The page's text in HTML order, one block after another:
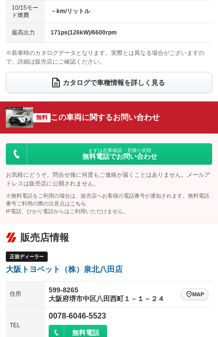
ベンチシート
：装備なし
チップアップシート
：装備なし
：装備なし ：装備あり
ウォークスルー
：装備なし
電動リアゲート フロントカメラ
：装備なし
：装備あり ：装備なし
サイドカメラ
：装備なし ルーフレール
：装備あり
：装備なし
：装備なし
10/15モー
ド燃費
－km/リットル
最高出力 171ps(126kW)/6600rpm
※新車時のカタログデータとなります。実際とは異なる場合がございますの
で、詳細は販売店にご確認ください。
カタログで車種情報を詳しく見る
無料 この車両に関するお問い合わせ
まずは在庫確認・見積り依頼
無料電話でお問い合わせ
お気軽にどうぞ。問合せ後に何度もご連絡が届くことはありません。メールア
ドレスは販売店に公開されません。
※無料電話をご利用の場合は、販売店へお客様の電話番号が通知されます。無料電話
番号ご利用の際の注意点は こちら
IP電話、ひかり電話からはご利用いただけません。
販売店情報
正規ディーラー
大阪トヨペット（株）泉北八田店
住所
599-8265
大阪府堺市中区八田西町１－１－２４
MAP
TEL
0078-6046-5523
無料電話